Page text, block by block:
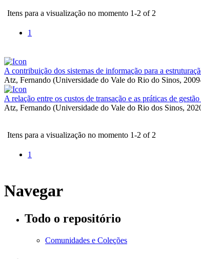
Itens para a visualização no momento 1-2 of 2
1
A contribuição dos sistemas de informação para a
Atz, Fernando (Universidade do Vale do Rio do Sinos,
A relação entre os custos de transação e as práticas de
Atz, Fernando (Universidade do Vale do Rio dos Sinos,
Itens para a visualização no momento 1-2 of 2
1
Navegar
Todo o repositório
Comunidades e Coleções